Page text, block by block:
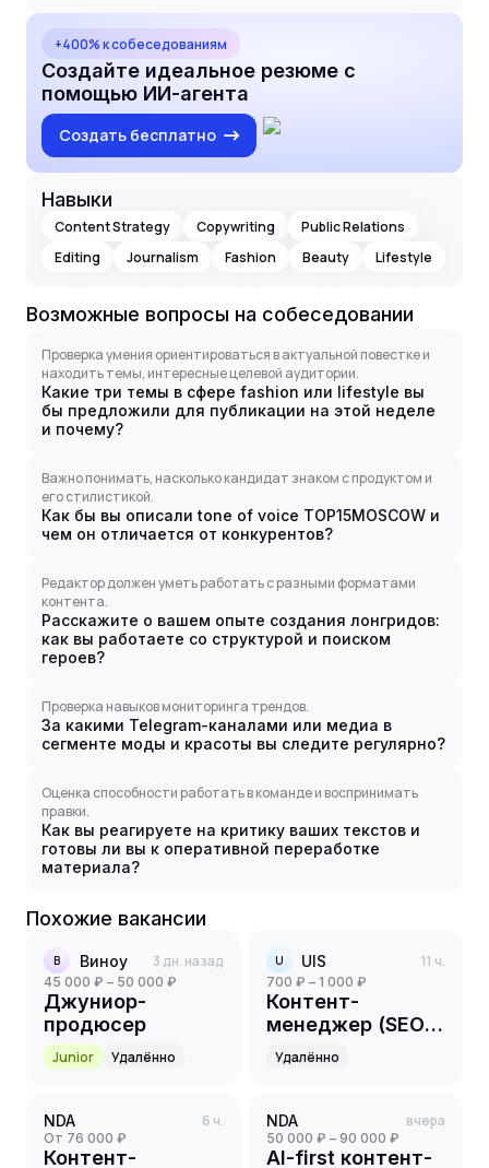
+400% к собеседованиям
Создайте идеальное резюме с
помощью ИИ-агента
Создать бесплатно
Навыки
Content Strategy Copywriting
Public Relations
Editing
Journalism Fashion Beauty Lifestyle
Возможные вопросы на собеседовании
Проверка умения ориентироваться в актуальной повестке и
находить темы, интересные целевой аудитории.
Какие три темы в сфере fashion или lifestyle вы
бы предложили для публикации на этой неделе
и почему?
Важно понимать, насколько кандидат знаком с продуктом и
его стилистикой.
Как бы вы описали tone of voice TOP15MOSCOW и
чем он отличается от конкурентов?
Редактор должен уметь работать с разными форматами
контента.
Расскажите о вашем опыте создания лонгридов:
как вы работаете со структурой и поиском
героев?
Проверка навыков мониторинга трендов.
За какими Telegram-каналами или медиа в
сегменте моды и красоты вы следите регулярно?
Оценка способности работать в команде и воспринимать
правки.
Как вы реагируете на критику ваших текстов и
готовы ли вы к оперативной переработке
материала?
Похожие вакансии
В Виноу 3 дн. назад
45 000 ₽ – 50 000 ₽
Джуниор-
продюсер
Junior Удалённо
U UIS 11 ч.
700 ₽ – 1 000 ₽
Контент-
менеджер (SEO /
GEO / AEO)
Удалённо
NDA 6 ч.
от 76 000 ₽
Контент-
NDA вчера
50 000 ₽ – 90 000 ₽
AI-first контент-